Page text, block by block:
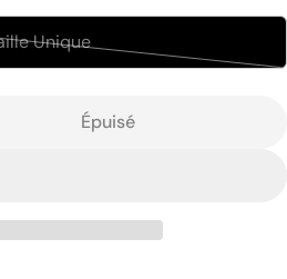
Unique
Variante
Pour Hematite Roundel
La Quantité Pour Hematite
Épuisé